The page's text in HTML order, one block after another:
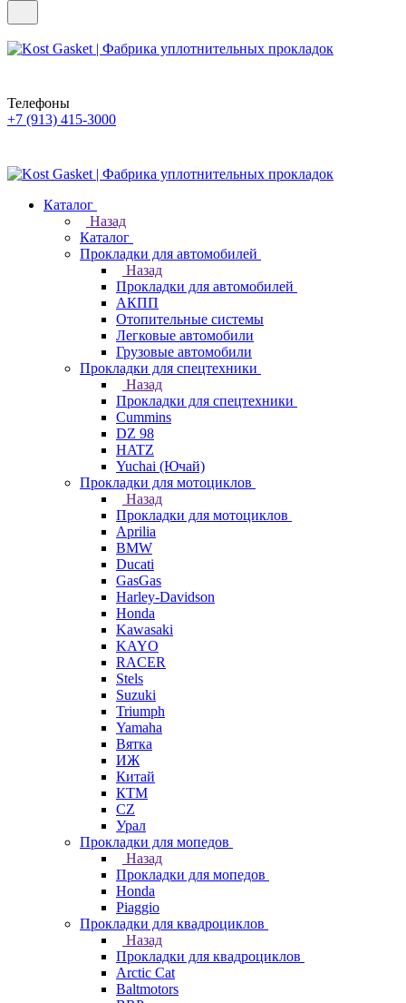
Телефоны
+7 (913) 415-3000
Каталог
Назад
Каталог
Прокладки для автомобилей
Назад
Прокладки для автомобилей
АКПП
Отопительные системы
Легковые автомобили
Грузовые автомобили
Прокладки для спецтехники
Назад
Прокладки для спецтехники
Cummins
DZ 98
HATZ
Yuchai (Ючай)
Прокладки для мотоциклов
Назад
Прокладки для мотоциклов
Aprilia
BMW
Ducati
GasGas
Harley-Davidson
Honda
Kawasaki
KAYO
RACER
Stels
Suzuki
Triumph
Yamaha
Вятка
ИЖ
Китай
КТМ
СZ
Урал
Прокладки для мопедов
Назад
Прокладки для мопедов
Honda
Piaggio
Прокладки для квадроциклов
Назад
Прокладки для квадроциклов
Arctic Cat
Baltmotors